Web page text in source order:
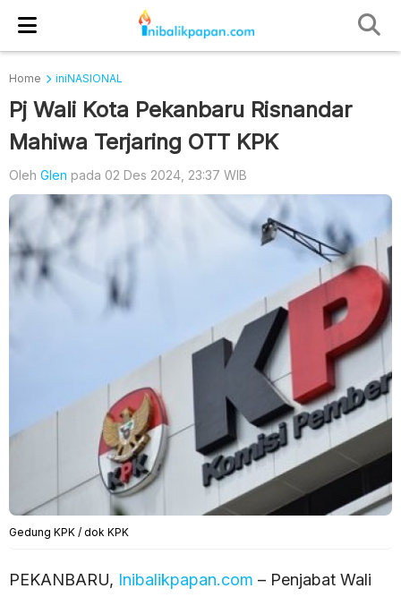
Home iniNASIONAL
Pj Wali Kota Pekanbaru Risnandar
Mahiwa Terjaring OTT KPK
Oleh Glen pada 02 Des 2024, 23:37 WIB
Gedung KPK / dok KPK
PEKANBARU, Inibalikpapan.com – Penjabat Wali